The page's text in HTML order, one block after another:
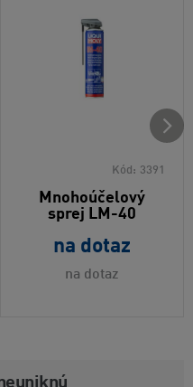
Kód: 3391
Mnohoúčelový
sprej LM-40
na dotaz
na dotaz